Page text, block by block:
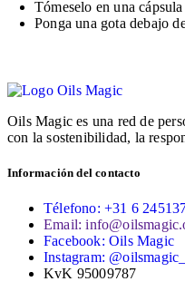
Tómeselo en una
Ponga una gota debajo
Oils Magic es una red de
con la sostenibilidad, la
Información del contacto
Télefono: +31 6
Email:
Facebook: Oils Magic
Instagram:
KvK 95009787